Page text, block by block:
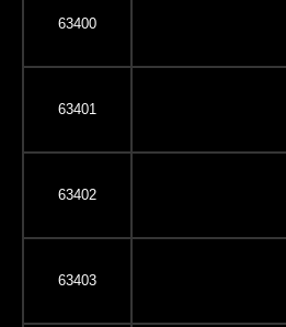
63400
63401
63402
63403